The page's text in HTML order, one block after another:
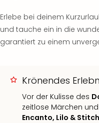
Erlebe bei deinem
und tauche ein in die
garantiert zu einem
Krönendes
Vor der Kulisse des
zeitlose Märchen
Encanto, Lilo & Stitch